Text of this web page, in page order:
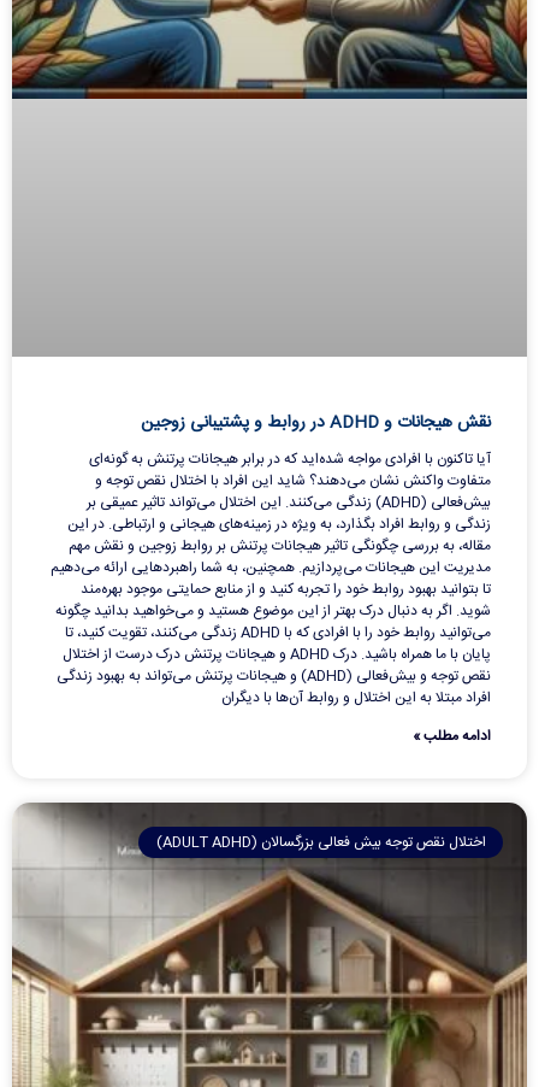
نقش هیجانات و ADHD در روابط و پشتیبانی زوجین
آیا تاکنون با افرادی مواجه شده‌اید که در برابر هیجانات پرتنش به گونه‌ای
متفاوت واکنش نشان می‌دهند؟ شاید این افراد با اختلال نقص توجه و
بیش‌فعالی (ADHD) زندگی می‌کنند. این اختلال می‌تواند تاثیر عمیقی بر
زندگی و روابط افراد بگذارد، به ویژه در زمینه‌های هیجانی و ارتباطی. در این
مقاله، به بررسی چگونگی تاثیر هیجانات پرتنش بر روابط زوجین و نقش مهم
مدیریت این هیجانات می‌پردازیم. همچنین، به شما راهبردهایی ارائه می‌دهیم
تا بتوانید بهبود روابط خود را تجربه کنید و از منابع حمایتی موجود بهره‌مند
شوید. اگر به دنبال درک بهتر از این موضوع هستید و می‌خواهید بدانید چگونه
می‌توانید روابط خود را با افرادی که با ADHD زندگی می‌کنند، تقویت کنید، تا
پایان با ما همراه باشید. درک ADHD و هیجانات پرتنش درک درست از اختلال
نقص توجه و بیش‌فعالی (ADHD) و هیجانات پرتنش می‌تواند به بهبود زندگی
افراد مبتلا به این اختلال و روابط آن‌ها با دیگران
ادامه مطلب »
اختلال نقص توجه بیش فعالی بزرگسالان (ADULT ADHD)